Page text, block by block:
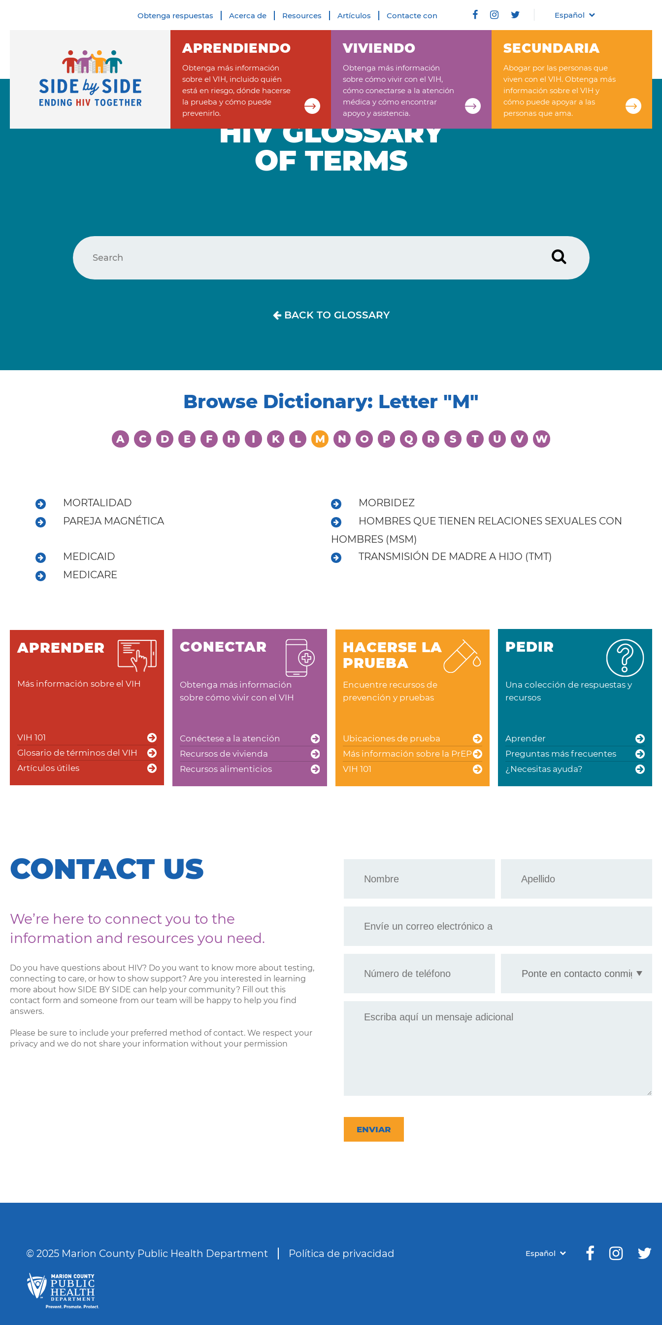
Obtenga respuestas Acerca de Resources Artículos Contacte con Español
APRENDIENDO
Obtenga más información
sobre el VIH, incluido quién
está en riesgo, dónde hacerse
la prueba y cómo puede
prevenirlo.
VIVIENDO
Obtenga más información
sobre cómo vivir con el VIH,
cómo conectarse a la atención
médica y cómo encontrar
apoyo y asistencia.
SECUNDARIA
Abogar por las personas que
viven con el VIH. Obtenga más
información sobre el VIH y
cómo puede apoyar a las
personas que ama.
HIV GLOSSARY
OF TERMS
BACK TO GLOSSARY
Browse Dictionary: Letter "M"
A C D E F H I K L M N O P Q R S T U V W
MORTALIDAD
MORBIDEZ
PAREJA MAGNÉTICA
HOMBRES QUE TIENEN RELACIONES SEXUALES CON
HOMBRES (MSM)
MEDICAID
TRANSMISIÓN DE MADRE A HIJO (TMT)
MEDICARE
APRENDER
Más información sobre el VIH
VIH 101
Glosario de términos del VIH
Artículos útiles
CONECTAR
Obtenga más información
sobre cómo vivir con el VIH
Conéctese a la atención
Recursos de vivienda
Recursos alimenticios
HACERSE LA
PRUEBA
Encuentre recursos de
prevención y pruebas
Ubicaciones de prueba
Más información sobre la PrEP
VIH 101
PEDIR
Una colección de respuestas y
recursos
Aprender
Preguntas más frecuentes
¿Necesitas ayuda?
CONTACT US
We’re here to connect you to the
information and resources you need.
Do you have questions about HIV? Do you want to know more about testing,
connecting to care, or how to show support? Are you interested in learning
more about how SIDE BY SIDE can help your community? Fill out this
contact form and someone from our team will be happy to help you find
answers.
Please be sure to include your preferred method of contact. We respect your
privacy and we do not share your information without your permission
correo
contacto
© 2025 Marion County Public Health Department Política de privacidad Español